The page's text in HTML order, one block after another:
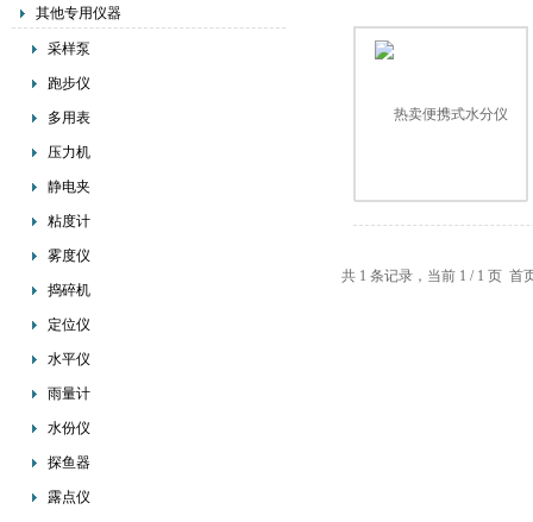
其他专用仪器
采样泵
跑步仪
多用表
压力机
静电夹
粘度计
雾度仪
捣碎机
定位仪
水平仪
雨量计
水份仪
探鱼器
露点仪
共 1 条记录，当前 1 / 1 页